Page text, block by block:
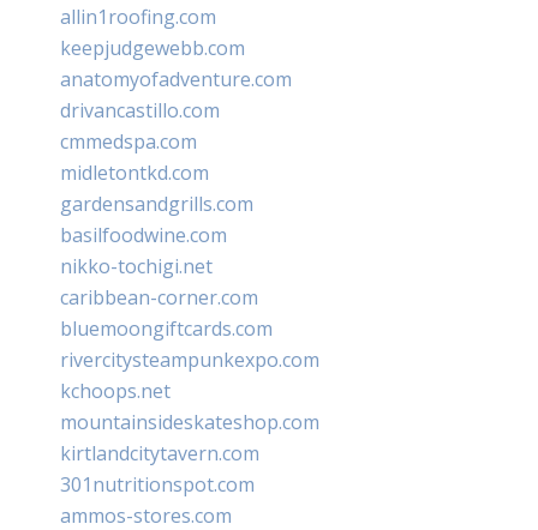
allin1roofing.com
keepjudgewebb.com
anatomyofadventure.com
drivancastillo.com
cmmedspa.com
midletontkd.com
gardensandgrills.com
basilfoodwine.com
nikko-tochigi.net
caribbean-corner.com
bluemoongiftcards.com
rivercitysteampunkexpo.com
kchoops.net
mountainsideskateshop.com
kirtlandcitytavern.com
301nutritionspot.com
ammos-stores.com